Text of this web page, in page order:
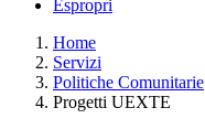
Espropri
Home
Servizi
Politiche Comunitarie
Progetti UEXTE